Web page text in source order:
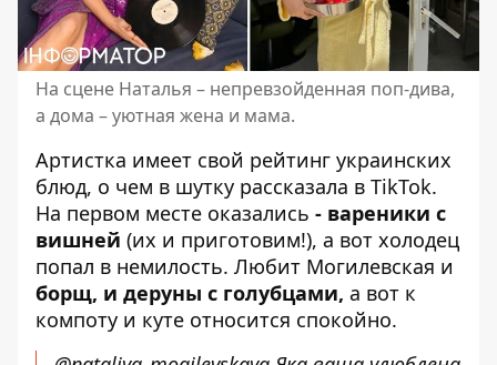
На сцене Наталья – непревзойденная поп-дива,
а дома – уютная жена и мама.
Артистка имеет свой рейтинг украинских
блюд, о чем в шутку рассказала в TikTok.
На первом месте оказались - вареники с
вишней (их и приготовим!), а вот холодец
попал в немилость. Любит Могилевская и
борщ, и деруны с голубцами, а вот к
компоту и куте относится спокойно.